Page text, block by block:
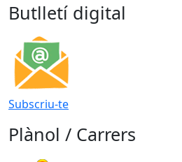
Butlletí digital
Subscriu-te
Plànol / Carrers